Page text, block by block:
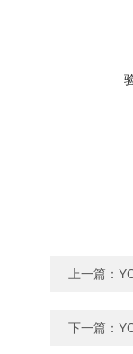
上一篇：
下一篇：